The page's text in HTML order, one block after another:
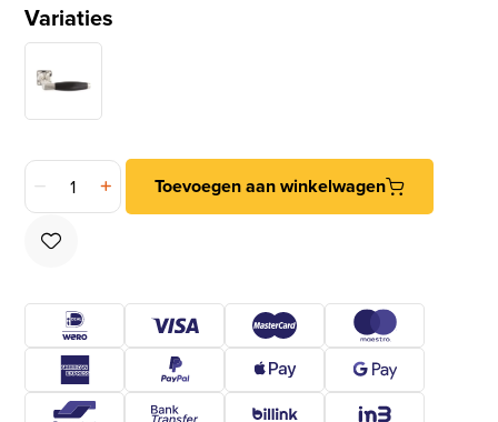
Variaties
ODShop deurklink Ton met vierkant rozet nikkel mat/
Toevoegen aan winkelwagen